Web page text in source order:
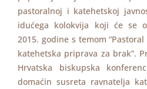
pastoralnoj i katehetskoj
idućega kolokvija koji će se
2015. godine s temom
katehetska priprava za brak”.
Hrvatska biskupska
domaćin susreta ravnatelja